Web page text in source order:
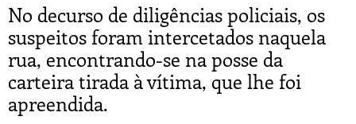
No decurso de diligências policiais, os
suspeitos foram intercetados naquela
rua, encontrando-se na posse da
carteira tirada à vítima, que lhe foi
apreendida.